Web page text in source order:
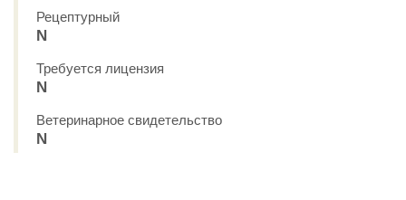
Рецептурный
N
Требуется лицензия
N
Ветеринарное свидетельство
N